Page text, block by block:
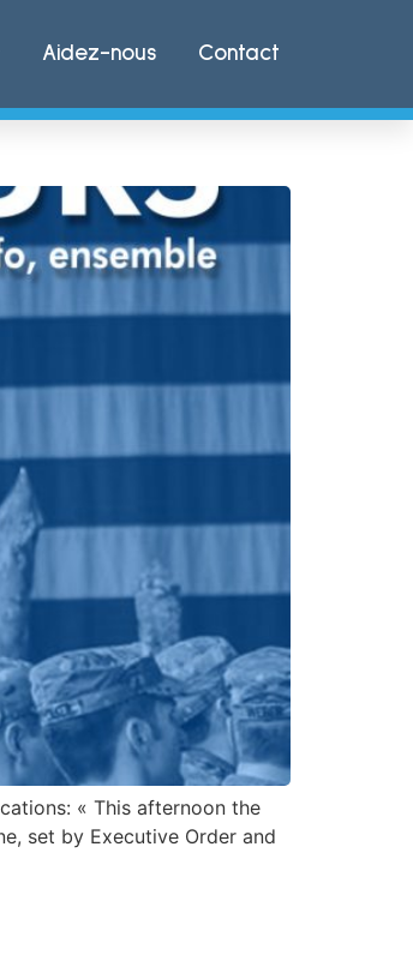
Aidez-nous Contact
« This afternoon the
set by Executive Order and